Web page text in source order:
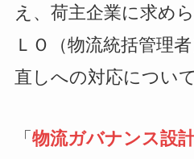
え、荷主企業に求め
ＬＯ（物流統括管理
直しへの対応につい
「 物流ガバナンス設